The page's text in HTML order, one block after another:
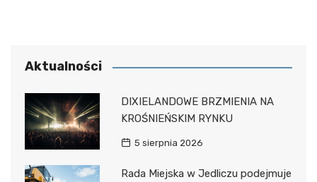
Aktualności
DIXIELANDOWE BRZMIENIA NA
KROŚNIEŃSKIM RYNKU
5 sierpnia 2026
Rada Miejska w Jedliczu podejmuje